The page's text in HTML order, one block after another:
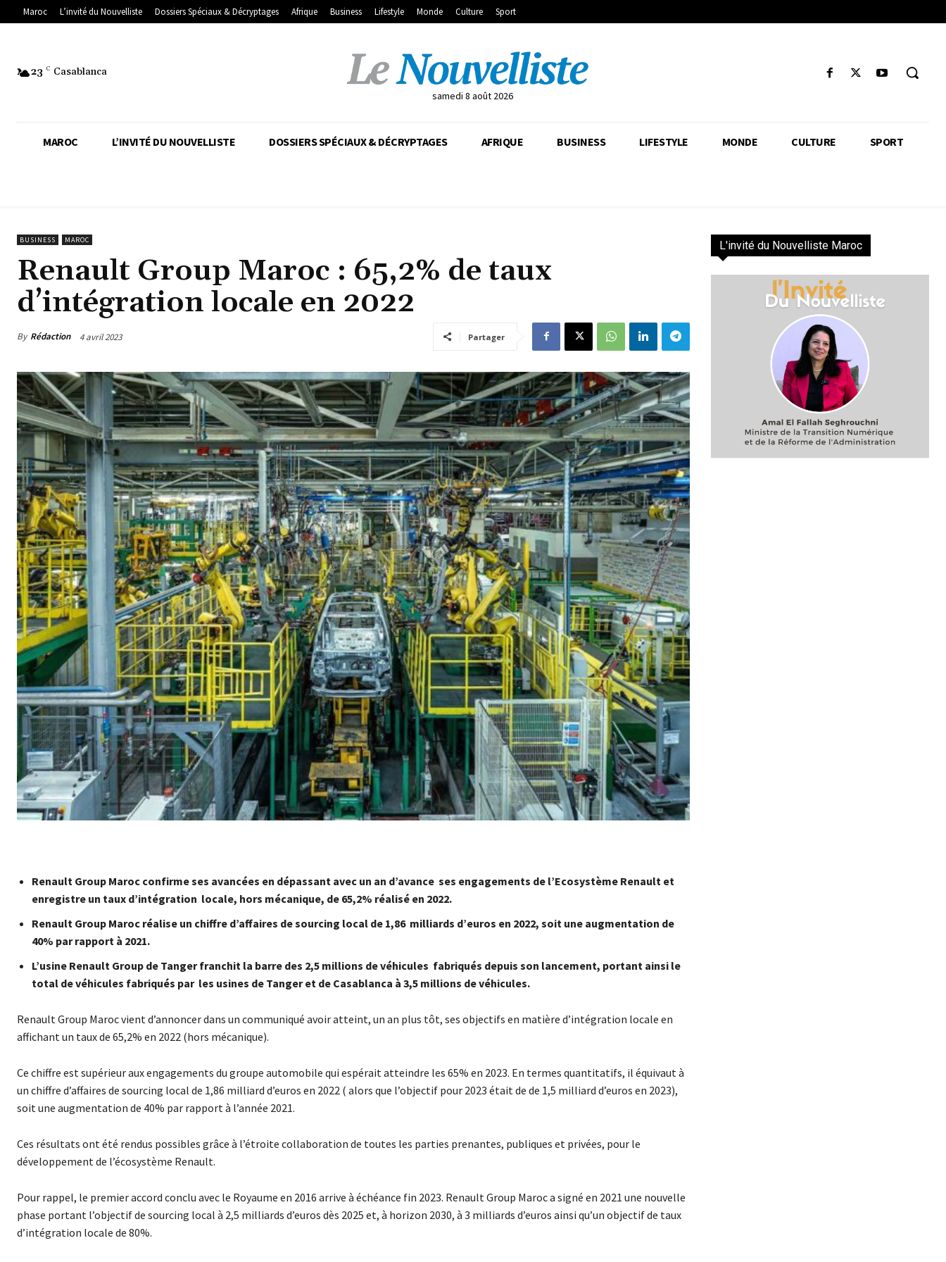
Maroc L’invité du Nouvelliste Dossiers Spéciaux & Décryptages Afrique Business Lifestyle Monde Culture Sport
23 C Casablanca
samedi 8 août 2026
MAROC L’INVITÉ DU NOUVELLISTE DOSSIERS SPÉCIAUX & DÉCRYPTAGES AFRIQUE BUSINESS LIFESTYLE MONDE CULTURE SPORT
BUSINESS MAROC
Renault Group Maroc : 65,2% de taux
d’intégration locale en 2022
By Rédaction 4 avril 2023 Partager
Renault Group Maroc confirme ses avancées en dépassant avec un an d’avance ses engagements de l’Ecosystème Renault et
enregistre un taux d’intégration locale, hors mécanique, de 65,2% réalisé en 2022.
Renault Group Maroc réalise un chiffre d’affaires de sourcing local de 1,86 milliards d’euros en 2022, soit une augmentation de
40% par rapport à 2021.
L’usine Renault Group de Tanger franchit la barre des 2,5 millions de véhicules fabriqués depuis son lancement, portant ainsi le
total de véhicules fabriqués par les usines de Tanger et de Casablanca à 3,5 millions de véhicules.
Renault Group Maroc vient d’annoncer dans un communiqué avoir atteint, un an plus tôt, ses objectifs en matière d’intégration locale en
affichant un taux de 65,2% en 2022 (hors mécanique).
Ce chiffre est supérieur aux engagements du groupe automobile qui espérait atteindre les 65% en 2023. En termes quantitatifs, il équivaut à
un chiffre d’affaires de sourcing local de 1,86 milliard d’euros en 2022 ( alors que l’objectif pour 2023 était de de 1,5 milliard d’euros en 2023),
soit une augmentation de 40% par rapport à l’année 2021.
Ces résultats ont été rendus possibles grâce à l’étroite collaboration de toutes les parties prenantes, publiques et privées, pour le
développement de l’écosystème Renault.
Pour rappel, le premier accord conclu avec le Royaume en 2016 arrive à échéance fin 2023. Renault Group Maroc a signé en 2021 une nouvelle
phase portant l’objectif de sourcing local à 2,5 milliards d’euros dès 2025 et, à horizon 2030, à 3 milliards d’euros ainsi qu’un objectif de taux
d’intégration locale de 80%.
L'invité du Nouvelliste Maroc